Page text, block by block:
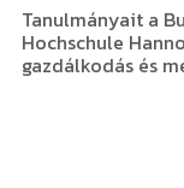
Tanulmányait a
Hochschule
gazdálkodás és